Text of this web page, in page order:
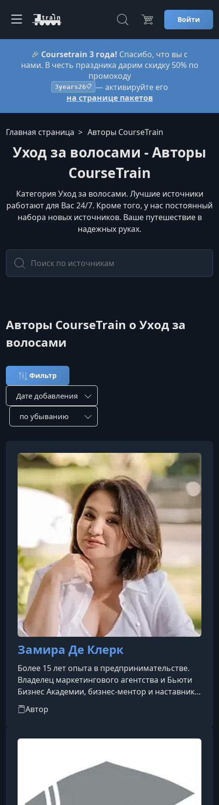
Войти
🎉 Coursetrain 3 года! Спасибо, что вы с
нами. В честь праздника дарим скидку 50% по
промокоду
3years26📋 — активируйте его
на странице пакетов
Главная страница Авторы CourseTrain
Уход за волосами - Авторы
CourseTrain
Категория Уход за волосами. Лучшие источники
работают для Вас 24/7. Кроме того, у нас постоянный
набора новых источников. Ваше путешествие в
надежных руках.
Авторы CourseTrain о Уход за
волосами
Фильтр
Сортировка по:
Сотировать по:
Замира Де Клерк
Более 15 лет опыта в предпринимательстве.
Владелец маркетингового агентства и Бьюти
Бизнес Академии, бизнес-ментор и наставник
предпринимателей. Амбассадор бизнес-клуба
VQ, эксперт Форума предпринимателей
образовательных проектов. Автор курса «Три К
посвященного построению эффективного
бизнеса и развитию предпринимательских
компетенций.
Автор